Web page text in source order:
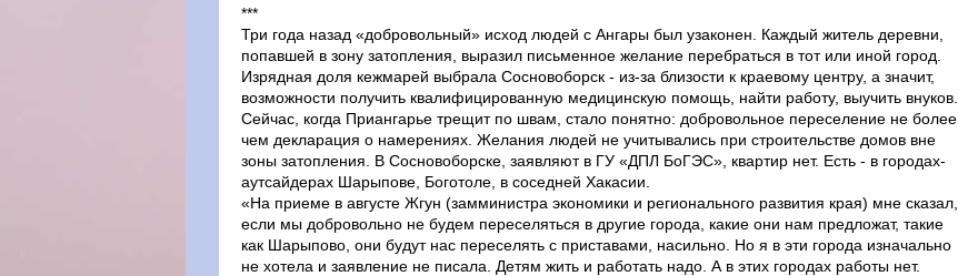
***
Три года назад «добровольный» исход людей с Ангары был узаконен. Каждый житель деревни,
попавшей в зону затопления, выразил письменное желание перебраться в тот или иной город.
Изрядная доля кежмарей выбрала Сосновоборск - из-за близости к краевому центру, а значит,
возможности получить квалифицированную медицинскую помощь, найти работу, выучить внуков.
Сейчас, когда Приангарье трещит по швам, стало понятно: добровольное переселение не более
чем декларация о намерениях. Желания людей не учитывались при строительстве домов вне
зоны затопления. В Сосновоборске, заявляют в ГУ «ДПЛ БоГЭС», квартир нет. Есть - в городах-
аутсайдерах Шарыпове, Боготоле, в соседней Хакасии.
«На приеме в августе Жгун (замминистра экономики и регионального развития края) мне сказал,
если мы добровольно не будем переселяться в другие города, какие они нам предложат, такие
как Шарыпово, они будут нас переселять с приставами, насильно. Но я в эти города изначально
не хотела и заявление не писала. Детям жить и работать надо. А в этих городах работы нет.